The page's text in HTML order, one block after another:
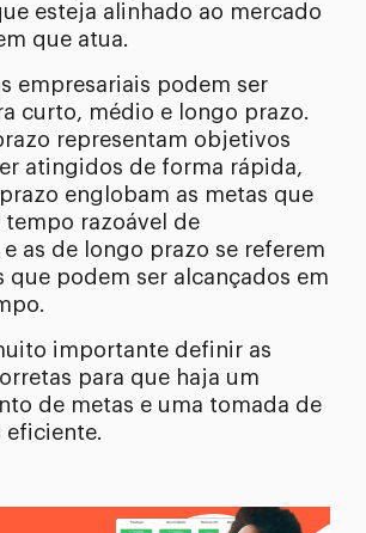
esteja alinhado ao mercado
que atua.
empresariais podem ser
curto, médio e longo prazo.
representam objetivos
atingidos de forma rápida,
englobam as metas que
tempo razoável de
as de longo prazo se referem
que podem ser alcançados em
importante definir as
para que haja um
de metas e uma tomada de
eficiente.